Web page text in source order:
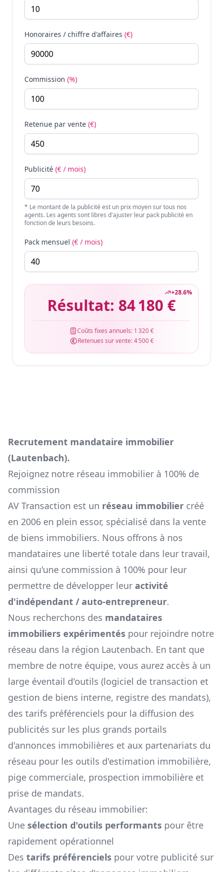
Honoraires / chiffre d'affaires (€)
Commission (%)
Retenue par vente (€)
Publicité (€ / mois)
* Le montant de la publicité est un prix moyen sur tous nos
agents. Les agents sont libres d'ajuster leur pack publicité en
fonction de leurs besoins.
Pack mensuel (€ / mois)
+28.6%
Résultat: 84 180 €
Coûts fixes annuels: 1 320 €
Retenues sur vente:4 500 €
Recrutement mandataire immobilier
(Lautenbach).
Rejoignez notre réseau immobilier à 100% de
commission
AV Transaction est un réseau immobilier créé
en 2006 en plein essor, spécialisé dans la vente
de biens immobiliers. Nous offrons à nos
mandataires une liberté totale dans leur travail,
ainsi qu'une commission à 100% pour leur
permettre de développer leur activité
d'indépendant / auto-entrepreneur.
Nous recherchons des mandataires
immobiliers expérimentés pour rejoindre notre
réseau dans la région Lautenbach. En tant que
membre de notre équipe, vous aurez accès à un
large éventail d'outils (logiciel de transaction et
gestion de biens interne, registre des mandats),
des tarifs préférenciels pour la diffusion des
publicités sur les plus grands portails
d'annonces immobilières et aux partenariats du
réseau pour les outils d'estimation immobilière,
pige commerciale, prospection immobilière et
prise de mandats.
Avantages du réseau immobilier:
Une sélection d'outils performants pour être
rapidement opérationnel
Des tarifs préférenciels pour votre publicité sur